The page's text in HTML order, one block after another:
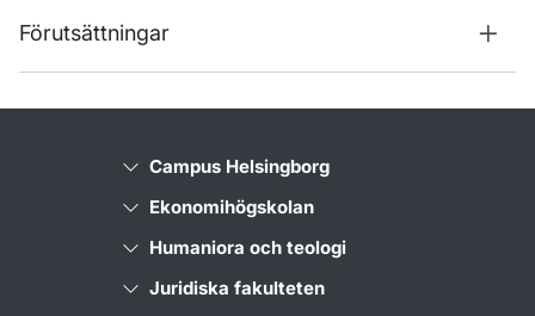
Förutsättningar
Campus Helsingborg
Ekonomihögskolan
Humaniora och teologi
Juridiska fakulteten